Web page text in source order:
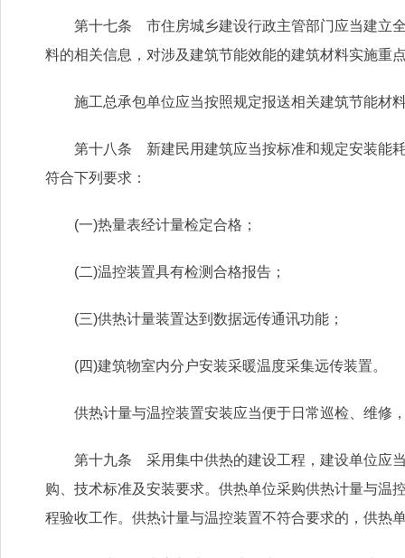
第十七条 市住房城乡建设行政主管部门应当建立全
料的相关信息，对涉及建筑节能效能的建筑材料实施重
施工总承包单位应当按照规定报送相关建筑节能材
第十八条 新建民用建筑应当按标准和规定安装能耗
符合下列要求：
(一)热量表经计量检定合格；
(二)温控装置具有检测合格报告；
(三)供热计量装置达到数据远传通讯功能；
(四)建筑物室内分户安装采暖温度采集远传装置。
供热计量与温控装置安装应当便于日常巡检、维修
第十九条 采用集中供热的建设工程，建设单位应当
购、技术标准及安装要求。供热单位采购供热计量与温
程验收工作。供热计量与温控装置不符合要求的，供热